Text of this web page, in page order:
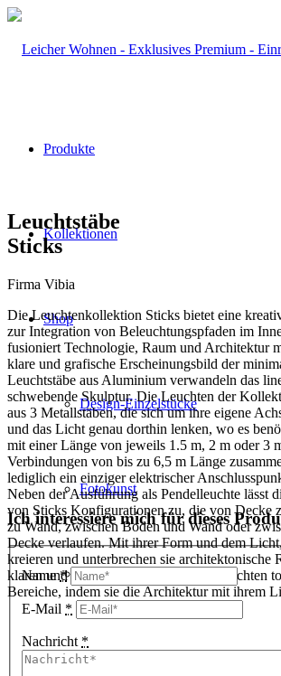
Produkte
Kollektionen
Shop
Design-Einzelstücke
Fotokunst
3D Visualisierungen
Geschenkgutscheine
Leuchtstäbe
Sticks
Firma Vibia
Die Leuchtenkollektion Sticks bietet eine
zur Integration von Beleuchtungspfaden im
fusioniert Technologie, Raum und Architektur
klare und grafische Erscheinungsbild der
Leuchtstäbe aus Aluminium verwandeln das
schwebende Skulptur. Die Leuchten der
aus 3 Metallstäben, die sich um ihre eigene
und das Licht genau dorthin lenken, wo es
mit einer Länge von jeweils 1.5 m, 2 m oder 3
Verbindungen von bis zu 6,5 m Länge
lediglich ein einziger elektrischer
Neben der Ausführung als Pendelleuchte lässt
von Sticks Konfigurationen zu, die von Decke
zu Wand, zwischen Boden und Wand oder
Decke verlaufen. Mit ihrer Form und dem
kreieren und unterbrechen sie architektonische
klaren und grafischen Leuchtstäbe beleuchten
Bereiche, indem sie die Architektur mit ihrem
Ich interessiere mich für dieses
Name*
E-Mail *
Nachricht *